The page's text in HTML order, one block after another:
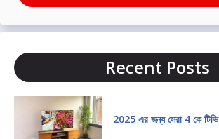
Recent Posts
2025 এর জন্য সেরা 4 কে টিভি